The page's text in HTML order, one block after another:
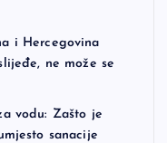
i Hercegovina
ne može se
vodu: Zašto je
sanacije